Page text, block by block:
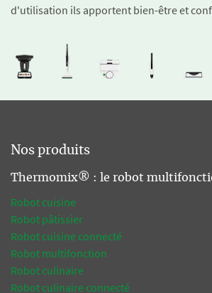
d'utilisation ils apportent bien-être et
Nos produits
Thermomix® : le robot
Robot cuisine
Robot pâtissier
Robot cuisine connecté
Robot multifonction
Robot culinaire
Robot culinaire connecté